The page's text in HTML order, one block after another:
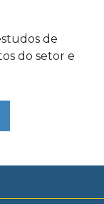
de
do setor e